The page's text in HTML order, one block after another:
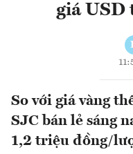
giá USD
So với giá vàng
SJC bán lẻ sáng
1,2 triệu đồng/